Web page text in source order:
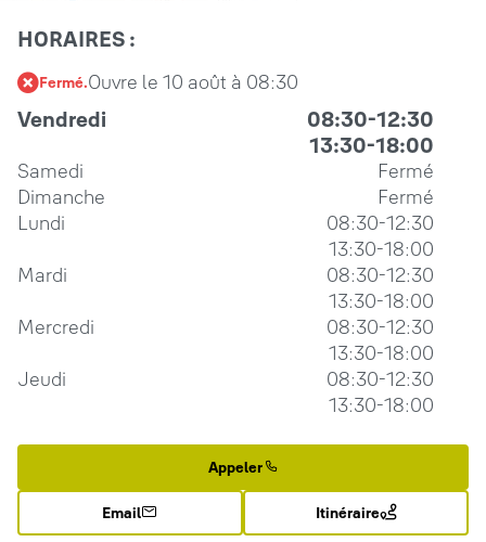
HORAIRES :
Fermé.Ouvre le 10 août à 08:30
Vendredi
08:30-12:30
13:30-18:00
Samedi
Fermé
Dimanche
Fermé
Lundi
08:30-12:30
13:30-18:00
Mardi
08:30-12:30
13:30-18:00
Mercredi
08:30-12:30
13:30-18:00
Jeudi
08:30-12:30
13:30-18:00
Appeler
Email Itinéraire